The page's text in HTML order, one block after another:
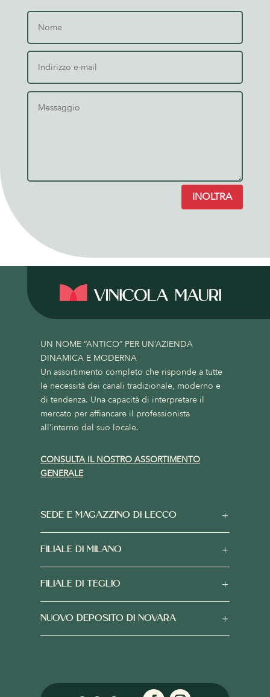
INOLTRA
UN NOME “ANTICO” PER UN’AZIENDA
DINAMICA E MODERNA
Un assortimento completo che risponde a tutte
le necessità dei canali tradizionale, moderno e
di tendenza. Una capacità di interpretare il
mercato per affiancare il professionista
all’interno del suo locale.
CONSULTA IL NOSTRO ASSORTIMENTO
GENERALE
SEDE E MAGAZZINO DI LECCO
FILIALE DI MILANO
FILIALE DI TEGLIO
NUOVO DEPOSITO DI NOVARA